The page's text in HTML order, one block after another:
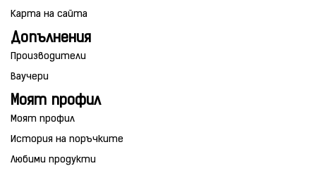
Карта на сайта
Допълнения
Производители
Ваучери
Моят профил
Моят профил
История на поръчките
Любими продукти